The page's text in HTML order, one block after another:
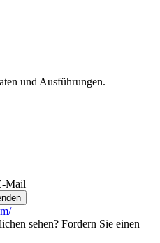
und Ausführungen.
Mail
sehen? Fordern Sie einen